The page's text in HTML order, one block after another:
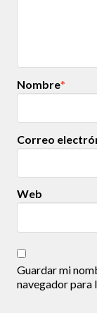
Nombre*
Correo
Web
Guardar mi
navegador para